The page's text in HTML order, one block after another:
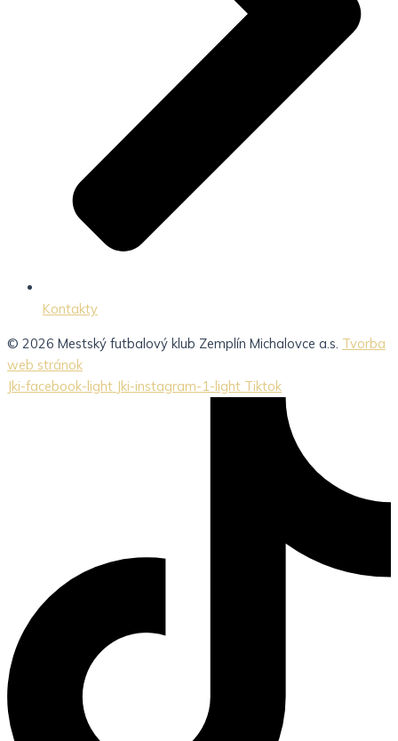
Kontakty
© 2026 Mestský futbalový klub Zemplín Michalovce a.s. Tvorba
web stránok
Jki-facebook-light Jki-instagram-1-light Tiktok